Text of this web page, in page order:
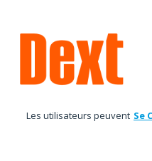
au
contenu
Les utilisateurs peuvent Se